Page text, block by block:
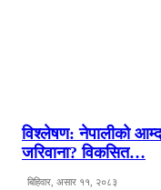
विश्लेषण: नेपालीको
जरिवाना? विकसित…
बिहिवार, असार ११, २०८३